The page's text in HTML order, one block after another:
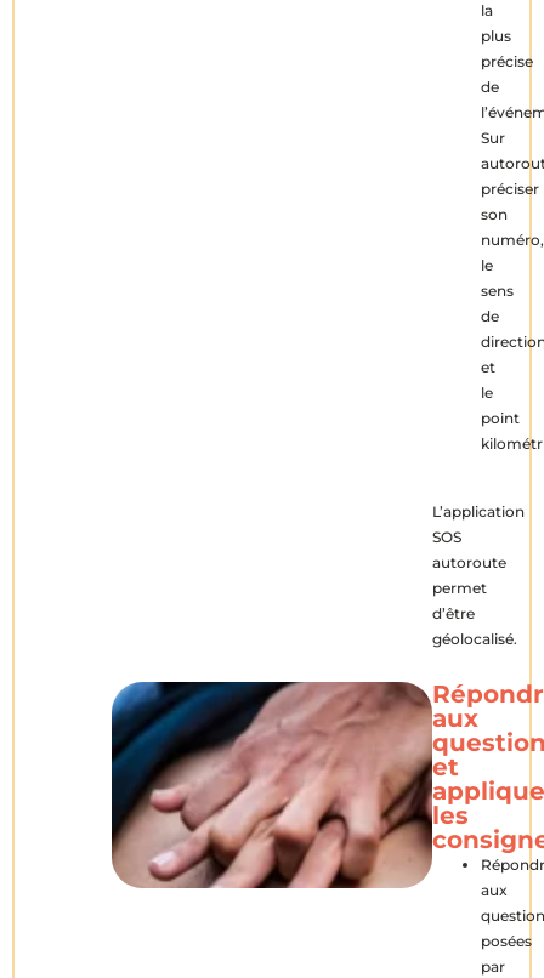
la
plus
précise
de
Sur
préciser
son
numéro,
le
sens
de
et
le
point
L’application
SOS
autoroute
permet
d’être
géolocalisé.
aux
et
les
aux
posées
par